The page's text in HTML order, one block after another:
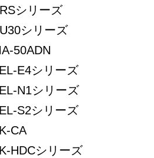
シリーズ
シリーズ
50ADN
E4シリーズ
N1シリーズ
S2シリーズ
CA
HDCシリーズ